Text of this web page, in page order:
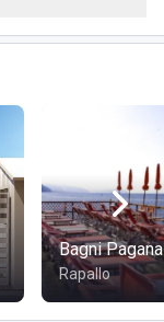
fresco e
16035 Rapallo,
famosa
Bagni Pagana
Rapallo